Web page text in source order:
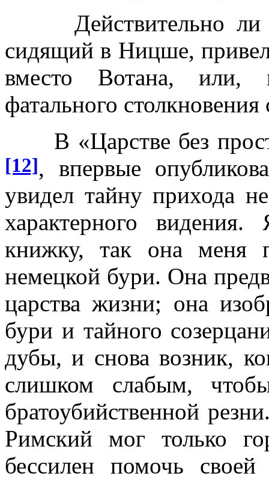
Действительно ли
сидящий в Ницше,
вместо Вотана, или,
фатального
В «Царстве без
[12], впервые
увидел тайну прихода
характерного
книжку, так она меня
немецкой бури. Она
царства жизни; она
бури и тайного
дубы, и снова возник,
слишком слабым,
братоубийственной
Римский мог только
бессилен помочь своей